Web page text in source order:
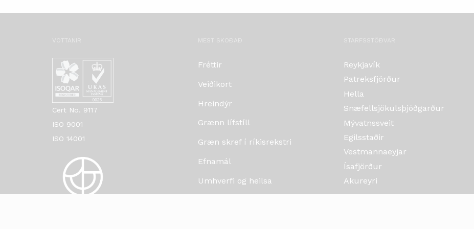
VOTTANIR
Cert No. 9117
ISO 9001
ISO 14001
MEST SKOÐAÐ
Fréttir
Veiðikort
Hreindýr
Grænn lífstíll
Græn skref í ríkisrekstri
Efnamál
Umhverfi og heilsa
STARFSSTÖÐVAR
Reykjavík
Patreksfjörður
Hella
Snæfellsjökulsþjóðgarður
Mývatnssveit
Egilsstaðir
Vestmannaeyjar
Ísafjörður
Akureyri